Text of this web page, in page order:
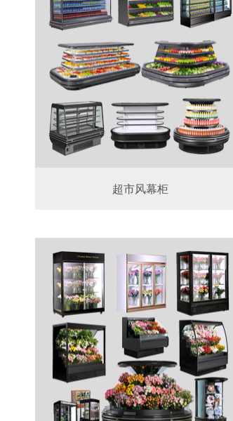
超市风幕柜